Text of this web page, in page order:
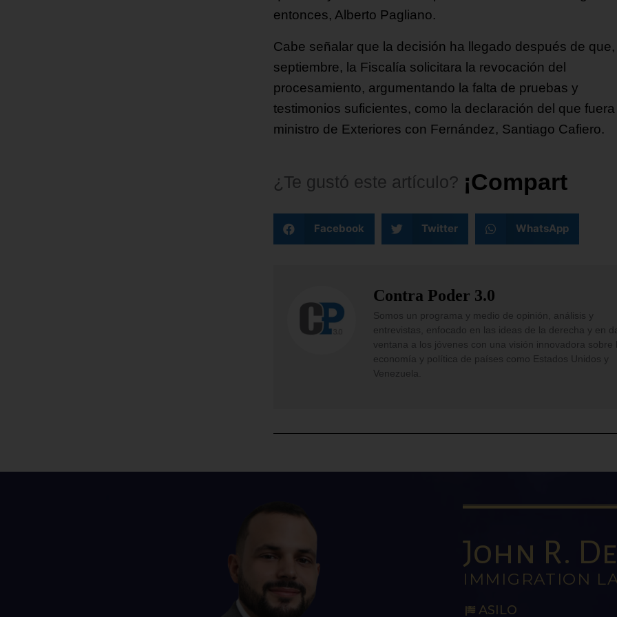
entonces, Alberto Pagliano.
Cabe señalar que la decisión ha llegado después de
septiembre, la Fiscalía solicitara la revocación del
procesamiento, argumentando la falta de pruebas y
testimonios suficientes, como la declaración del que fuera
ministro de Exteriores con Fernández, Santiago Cafiero.
¿Te gustó este artículo? ¡Compart
Facebook Twitter WhatsApp
Contra Poder 3.0
Somos un programa y medio de opinión, análisis y
entrevistas, enfocado en las ideas de la derecha y en
ventana a los jóvenes con una visión innovadora sobre
economía y política de países como Estados Unidos y
Venezuela.
John R.
IMMIGRATION
ASILO